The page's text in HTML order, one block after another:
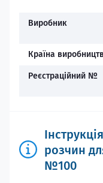
Виробник
Країна
Реєстраційний №
розчин
№100